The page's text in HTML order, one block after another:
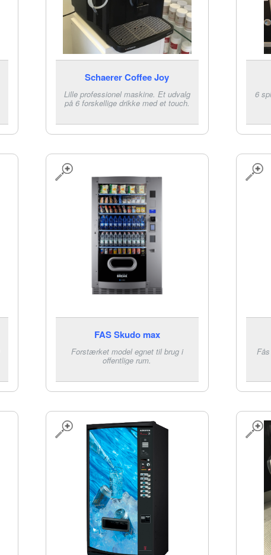
Schaerer Coffee Joy
Lille professionel maskine. Et udvalg
på 6 forskellige drikke med et touch.
6
FAS Skudo max
Forstærket model egnet til brug i
offentlige rum.